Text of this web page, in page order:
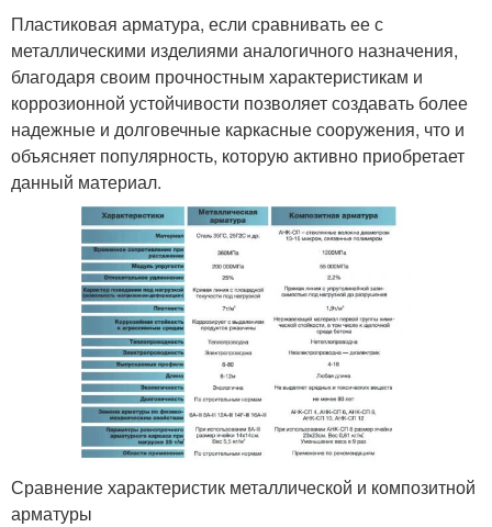
Пластиковая арматура, если сравнивать ее с
металлическими изделиями аналогичного назначения,
благодаря своим прочностным характеристикам и
коррозионной устойчивости позволяет создавать более
надежные и долговечные каркасные сооружения, что и
объясняет популярность, которую активно приобретает
данный материал.
Сравнение характеристик металлической и композитной
арматуры